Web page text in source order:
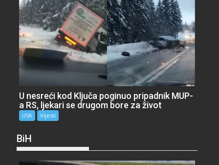
U nesreći kod Ključa poginuo pripadnik MUP-
a RS, ljekari se drugom bore za život
USK Vijesti
BiH